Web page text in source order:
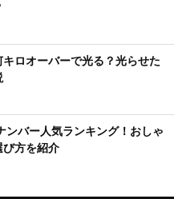
ロオーバーで光る？光らせた
ンバー人気ランキング！おしゃ
び方を紹介